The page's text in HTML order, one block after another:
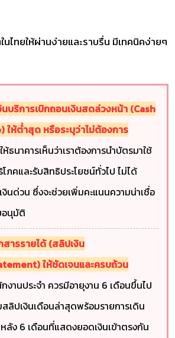
ไทยให้ผ่านง่ายและราบรื่น มีเทคนิคง่ายๆ
นบริการเบิกถอนเงินสดล่วงหน้า (Cash
ให้ต่ำสุด หรือระบุว่าไม่ต้องการ
ธนาคารเห็นว่าเราต้องการนำบัตรมาใช้
ภคและรับสิทธิประโยชน์ทั่วไป ไม่ได้
งินด่วน ซึ่งจะช่วยเพิ่มคะแนนความน่าเชื่อ
อนุมัติ
สารรายได้ (สลิปเงิน
ให้ชัดเจนและครบถ้วน
งานประจำ ควรมีอายุงาน 6 เดือนขึ้นไป
สลิปเงินเดือนล่าสุดพร้อมรายการเดิน
ง 6 เดือนที่แสดงยอดเงินเข้าตรงกัน